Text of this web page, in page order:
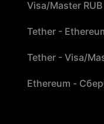
Visa/Master RUB
Tether -
Tether - Visa/
Ethereum -